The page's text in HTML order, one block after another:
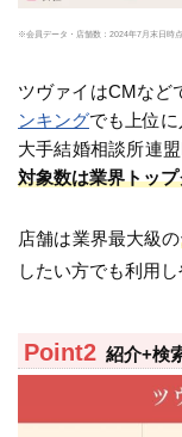
※会員データ・店舗数：2024年7月末日時
ツヴァイはCMなど
ンキングでも上位に
大手結婚相談所連
対象数は業界トッ
店舗は業界最大級の
したい方でも利用し
紹介+検